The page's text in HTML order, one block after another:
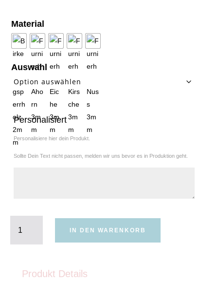
Material
Auswahl
Personalisiert
Personalisiere hier dein Produkt.
Sollte Dein Text nicht passen, melden wir uns bevor es in Produktion geht.
Birthday
Holzkarte
IN DEN WARENKORB
Produkt Details